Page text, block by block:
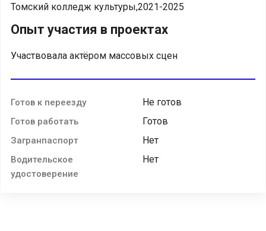
Томский колледж культуры,2021-2025
Опыт участия в проектах
Участвовала актёром массовых сцен
Готов к переезду Не готов
Готов работать Готов
Загранпаспорт Нет
Водительское
удостоверение
Нет